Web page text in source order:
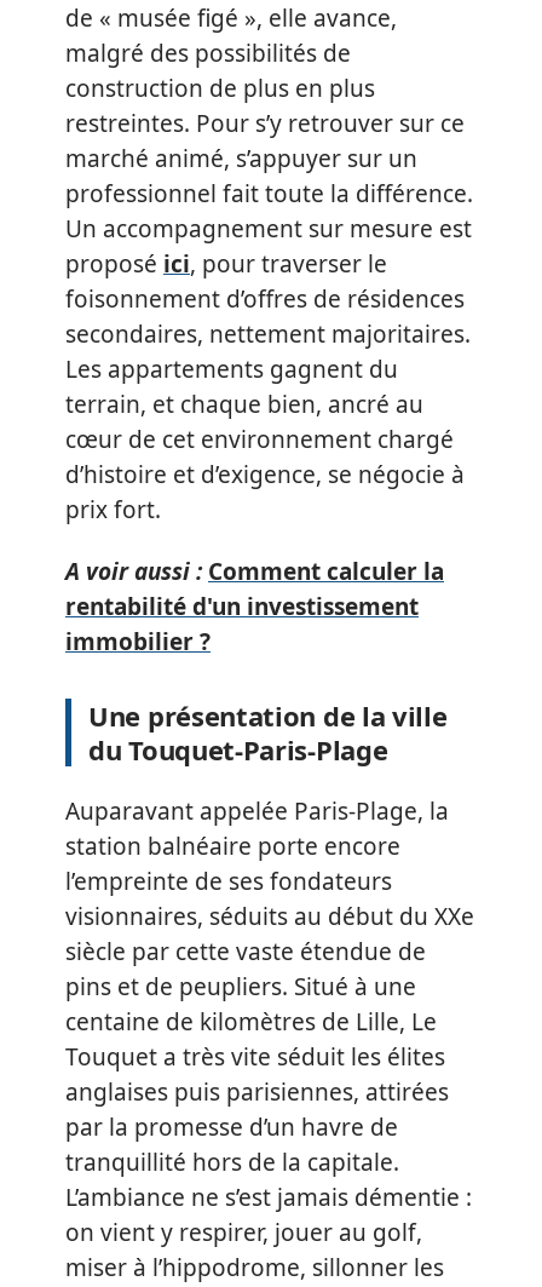
de « musée figé », elle avance,
malgré des possibilités de
construction de plus en plus
restreintes. Pour s’y retrouver sur ce
marché animé, s’appuyer sur un
professionnel fait toute la différence.
Un accompagnement sur mesure est
proposé ici, pour traverser le
foisonnement d’offres de résidences
secondaires, nettement majoritaires.
Les appartements gagnent du
terrain, et chaque bien, ancré au
cœur de cet environnement chargé
d’histoire et d’exigence, se négocie à
prix fort.
A voir aussi : Comment calculer la
rentabilité d'un investissement
immobilier ?
Une présentation de la ville
du Touquet-Paris-Plage
Auparavant appelée Paris-Plage, la
station balnéaire porte encore
l’empreinte de ses fondateurs
visionnaires, séduits au début du XXe
siècle par cette vaste étendue de
pins et de peupliers. Situé à une
centaine de kilomètres de Lille, Le
Touquet a très vite séduit les élites
anglaises puis parisiennes, attirées
par la promesse d’un havre de
tranquillité hors de la capitale.
L’ambiance ne s’est jamais démentie :
on vient y respirer, jouer au golf,
miser à l’hippodrome, sillonner les